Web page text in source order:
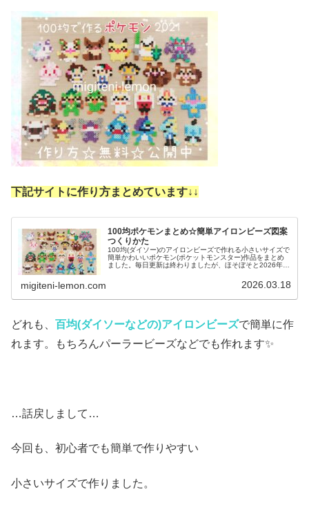
下記サイトに作り方まとめています↓ ↓
100均ポケモンまとめ☆簡単アイロンビーズ図案
つくりかた
100均(ダイソー)のアイロンビーズで作れる小さいサイズで
簡単かわいいポケモン(ポケットモンスター)作品をまとめ
ました。毎日更新は終わりましたが、ほそぼそと2026年も
migiteni-lemon.com 2026.03.18
どれも、 百均(ダイソーなどの)アイロンビーズで簡単に作
れます。もちろんパーラービーズなどでも作れます✨
…話戻しまして…
今回も、初心者でも簡単で作りやすい
小さいサイズで作りました。